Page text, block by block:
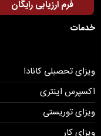
فرم ارزیابی رایگان
خدمات
ویزای تحصیلی کانادا
اکسپرس اینتری
ویزای توریستی
ویزای کار